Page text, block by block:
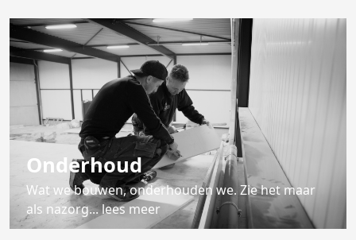
Onderhoud
Wat we bouwen, onderhouden we. Zie het maar
als nazorg... lees meer